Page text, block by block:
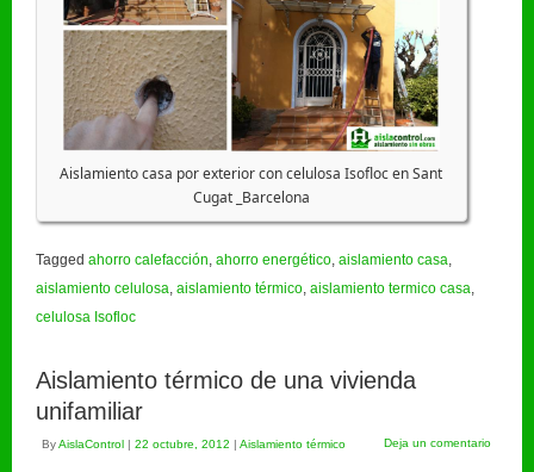
Aislamiento casa por exterior con celulosa Isofloc en Sant
Cugat _Barcelona
Tagged ahorro calefacción, ahorro energético, aislamiento casa,
aislamiento celulosa, aislamiento térmico, aislamiento termico casa,
celulosa Isofloc
Aislamiento térmico de una vivienda
unifamiliar
ByAislaControl | 22 octubre, 2012 | Aislamiento térmico Deja un comentario